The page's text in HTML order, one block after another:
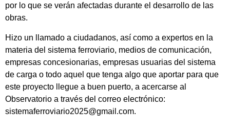
por lo que se verán afectadas durante el desarrollo de las
obras.
Hizo un llamado a ciudadanos, así como a expertos en la
materia del sistema ferroviario, medios de comunicación,
empresas concesionarias, empresas usuarias del sistema
de carga o todo aquel que tenga algo que aportar para que
este proyecto llegue a buen puerto, a acercarse al
Observatorio a través del correo electrónico:
sistemaferroviario2025@gmail.com.